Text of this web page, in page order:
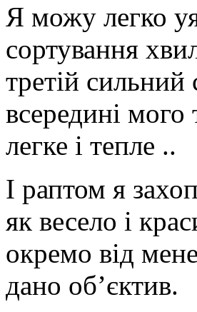
Я можу легко
сортування
третій
всередині мого
легке і тепле ..
І раптом я
як весело і
окремо від
дано об’єктив.